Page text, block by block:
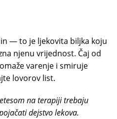
— to je ljekovita biljka koju
njenu vrijednost. Čaj od
varenje i smiruje
lovorov list.
na terapiji trebaju
dejstvo lekova.